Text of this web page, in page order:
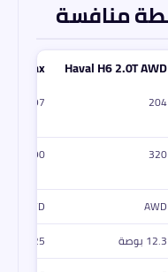
Haval H6 2.0T AWD
Max
204
197
320
290
AWD
AWD
12.3 بوصة
10.25 بوصة